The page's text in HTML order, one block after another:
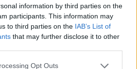
information by third parties on the
participants. This information may
to third parties on the IAB’s List of
that may further disclose it to other
Opt Outs